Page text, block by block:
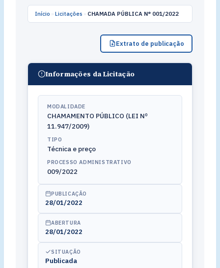
Início » Licitações » CHAMADA PÚBLICA N° 001/2022
Extrato de publicação
Informações da Licitação
MODALIDADE
CHAMAMENTO PÚBLICO (LEI Nº
11.947/2009)
TIPO
Técnica e preço
PROCESSO ADMINISTRATIVO
009/2022
PUBLICAÇÃO
28/01/2022
ABERTURA
28/01/2022
SITUAÇÃO
Publicada